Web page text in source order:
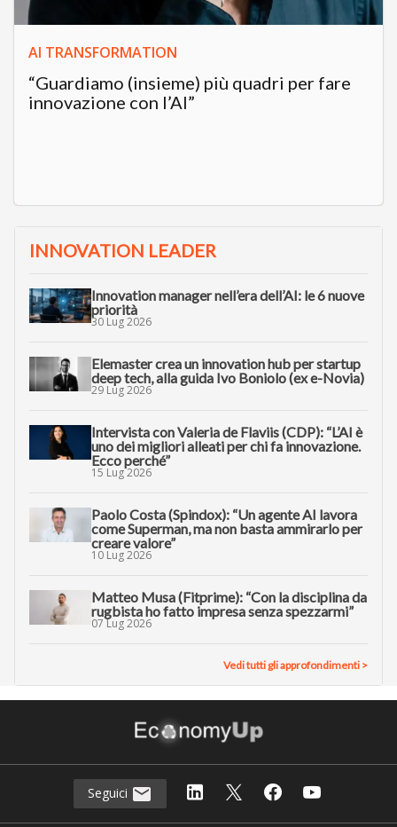
AI TRANSFORMATION
“Guardiamo (insieme) più quadri per fare
innovazione con l’AI”
INNOVATION LEADER
Innovation manager nell’era dell’AI: le 6 nuove
priorità
30 Lug 2026
Elemaster crea un innovation hub per startup
deep tech, alla guida Ivo Boniolo (ex e-Novia)
29 Lug 2026
Intervista con Valeria de Flaviis (CDP): “L’AI è
uno dei migliori alleati per chi fa innovazione.
Ecco perché”
15 Lug 2026
Paolo Costa (Spindox): “Un agente AI lavora
come Superman, ma non basta ammirarlo per
creare valore”
10 Lug 2026
Matteo Musa (Fitprime): “Con la disciplina da
rugbista ho fatto impresa senza spezzarmi”
07 Lug 2026
Vedi tutti gli approfondimenti >
Seguici